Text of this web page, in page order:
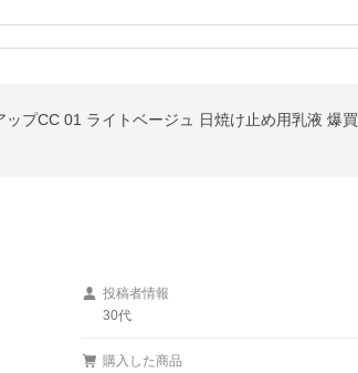
プCC 01 ライトベージュ 日焼け止め用乳液 爆買
投稿者情報
30代
購入した商品